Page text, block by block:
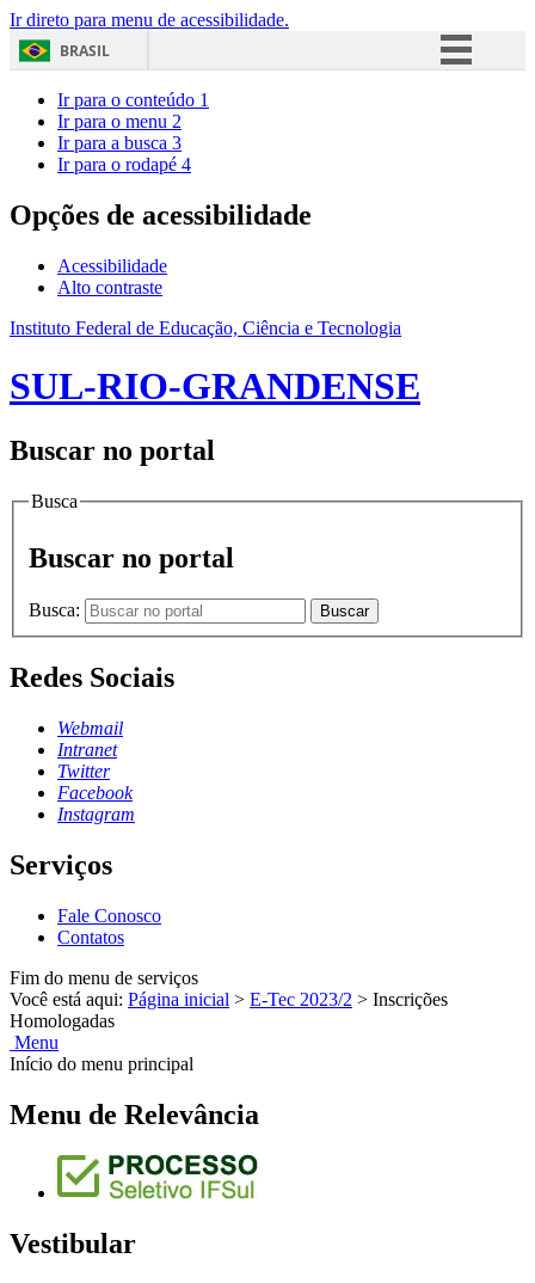
Ir direto para menu de acessibilidade.
BRASIL
Acesso à informação
Ir para o conteúdo 1
Ir para o menu 2
Ir para a busca 3
Ir para o rodapé 4
Opções de acessibilidade
Acessibilidade
Alto contraste
Instituto Federal de Educação, Ciência e Tecnologia
SUL-RIO-GRANDENSE
Buscar no portal
Busca
Buscar no portal
Busca: Buscar
Redes Sociais
Webmail
Intranet
Twitter
Facebook
Instagram
Serviços
Fale Conosco
Contatos
Fim do menu de serviços
Você está aqui: Página inicial > E-Tec 2023/2 > Inscrições
Homologadas
Menu
Início do menu principal
Menu de Relevância
Vestibular